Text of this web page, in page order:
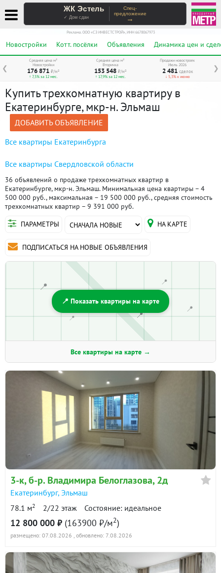
ЖК Эстель
✓ Дом сдан
Спец-
предложение
→
Реклама. ООО «СЗ ИНВЕСТСТРОЙ», ИНН 6678067973
Новостройки Котт. посёлки Объявления Динамика цен и
❮ ❯
Средняя цена м²
Новостройки
176 871 ₽/м²
↑ 7,5% за 12 мес.
Средняя цена м²
Вторичка
153 548 ₽/м²
↑ 17,9% за 12 мес.
Продажи новостроек
Июль 2026
2 481 сделок
↓ 5,3% к июню
Купить трехкомнатную квартиру в
Екатеринбурге, мкр-н. Эльмаш
ДОБАВИТЬ ОБЪЯВЛЕНИЕ
Все квартиры Екатеринбурга
Все квартиры Свердловской области
36 объявлений о продаже трехкомнатных квартир в
Екатеринбурге, мкр-н. Эльмаш. Минимальная цена квартиры – 4
500 000 руб., максимальная – 19 500 000 руб., средняя стоимость
трехкомнатных квартир – 9 391 000 руб.
ПАРАМЕТРЫ
НА КАРТЕ
ПОДПИСАТЬСЯ НА НОВЫЕ ОБЪЯВЛЕНИЯ
📍 📍
📍
📍
📍
📍 Показать квартиры на карте
Все квартиры на карте →
3-к, б-р. Владимира Белоглазова, 2д
Екатеринбург, Эльмаш
78.1 м2 2/22 этаж Состояние: идеальное
12 800 000 ₽ (163900 ₽/м2)
размещено: 07.08.2026 , обновлено: 7.08.2026